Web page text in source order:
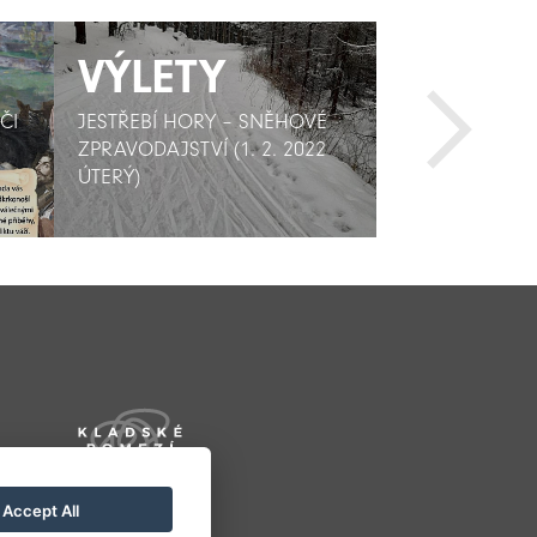
VÝLETY
JESTŘEBÍ HORY – SNĚHOVÉ
ZPRAVODAJSTVÍ (1. 2. 2022
ÚTERÝ)
VÝLETY
JESTŘEBÍ HORY – SNĚHOVÉ
ZPRAVODAJSTVÍ (1. 2. 2022
ÚTERÝ)
SOKOL
SOKOL
Accept All